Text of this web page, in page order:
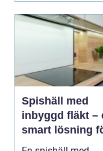
Spishäll med
inbyggd fläkt –
smart lösning
moderna kök